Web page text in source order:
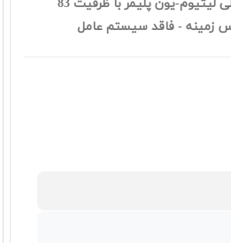
باتری 6 سلولی لیتیوم-یون پلیمر با ظرفیت 83
زمینه - فاقد سیستم عامل